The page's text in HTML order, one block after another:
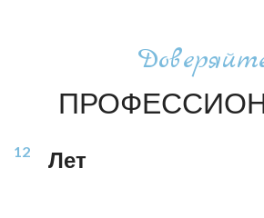
12 Лет